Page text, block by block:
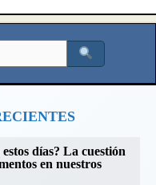
días? La cuestión
en nuestros